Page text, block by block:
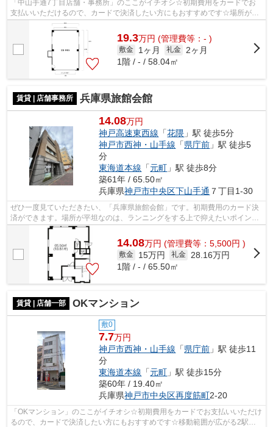
「中山手通7丁目店舗・事務所」のここがイチオシ☆初期費用をカードでお
支払いいただけるので、カードで決済したい方にもおすすめです☆場所が平
坦なのは、ランニングをする上で抑えたい...
19.3万円 (管理費等：- )
敷金 1ヶ月 礼金
2ヶ月
1階 / - / 58.04㎡
賃貸 | 店舗事務所 兵庫県旅館会館
14.08万円
神戸高速東西線 「花隈 」駅 徒歩5分
神戸市西神・山手線 「県庁前 」駅 徒歩5
分
東海道本線 「元町 」駅 徒歩8分
築61年 / 65.50㎡
兵庫県神戸市中央区下山手通 ７丁目1-30
ぜひ一度見ていただきたい、「兵庫県旅館会館」です。初期費用のカード決
済ができます。場所が平坦なのは、ランニングをする上で抑えたいポイント
ですね。周辺には、徒歩5分で利用でき...
14.08万円 (管理費等：5,500円 )
敷金 15万円 礼金
28.16万円
1階 / - / 65.50㎡
賃貸 | 店舗一部 OKマンション
敷0
7.7万円
神戸市西神・山手線 「県庁前 」駅 徒歩11
分
東海道本線 「元町 」駅 徒歩15分
築60年 / 19.40㎡
兵庫県神戸市中央区再度筋町2-20
「OKマンション」のここがイチオシ☆初期費用をカードでお支払いいただけ
るので、カードで決済したい方にもおすすめです☆移動範囲が広がる2駅利